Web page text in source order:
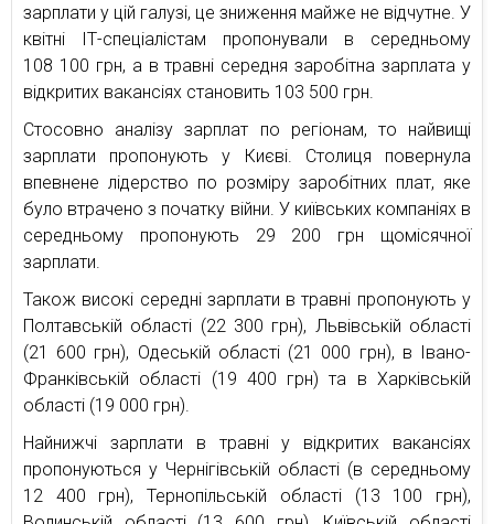
зарплати у цій галузі, це зниження майже не відчутне. У
квітні ІТ-спеціалістам пропонували в середньому
108 100 грн, а в травні середня заробітна зарплата у
відкритих вакансіях становить 103 500 грн.
Стосовно аналізу зарплат по регіонам, то найвищі
зарплати пропонують у Києві. Столиця повернула
впевнене лідерство по розміру заробітних плат, яке
було втрачено з початку війни. У київських компаніях в
середньому пропонують 29 200 грн щомісячної
зарплати.
Також високі середні зарплати в травні пропонують у
Полтавській області (22 300 грн), Львівській області
(21 600 грн), Одеській області (21 000 грн), в Івано-
Франківській області (19 400 грн) та в Харківській
області (19 000 грн).
Найнижчі зарплати в травні у відкритих вакансіях
пропонуються у Чернігівській області (в середньому
12 400 грн), Тернопільській області (13 100 грн),